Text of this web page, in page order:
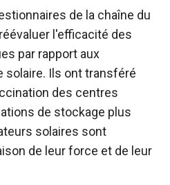
de la chaîne du
l'efficacité des
par rapport aux
solaire. Ils ont transféré
des centres
de stockage plus
solaires sont
de leur force et de leur